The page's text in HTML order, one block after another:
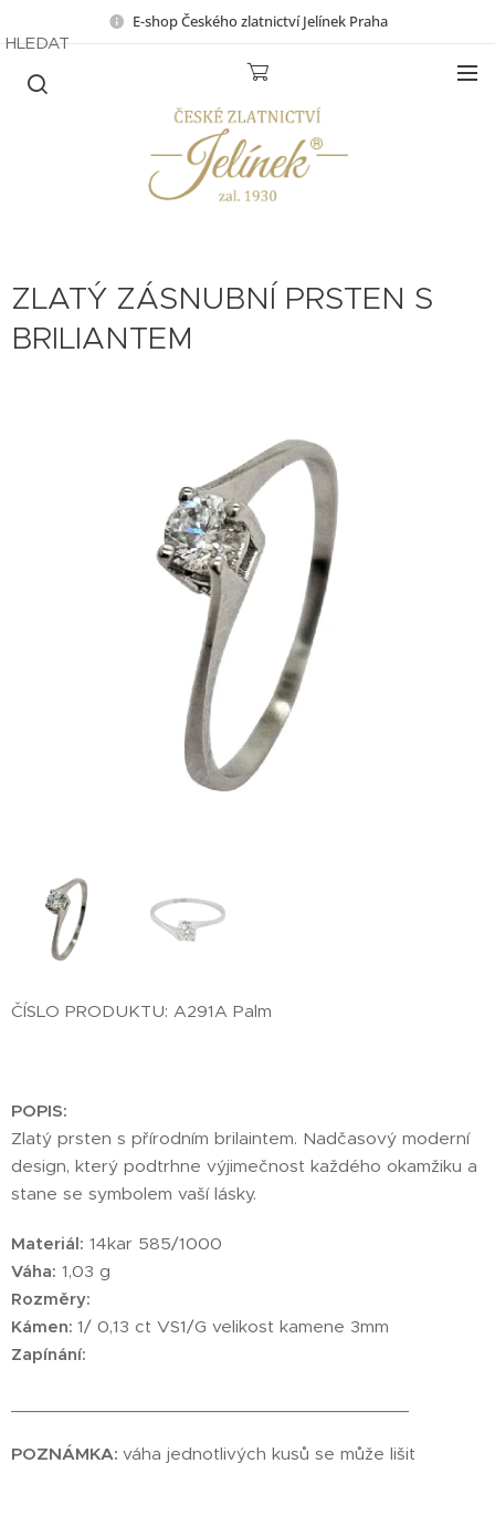
E-shop Českého zlatnictví Jelínek Praha
HLEDAT
ZLATÝ ZÁSNUBNÍ PRSTEN S
BRILIANTEM
ČÍSLO PRODUKTU: A291A Palm
POPIS:
Zlatý prsten s přírodním brilaintem. Nadčasový moderní
design, který podtrhne výjimečnost každého okamžiku a
stane se symbolem vaší lásky.
Materiál: 14kar 585/1000
Váha: 1,03 g
Rozměry:
Kámen: 1/ 0,13 ct VS1/G velikost kamene 3mm
Zapínání:
POZNÁMKA: váha jednotlivých kusů se může lišit